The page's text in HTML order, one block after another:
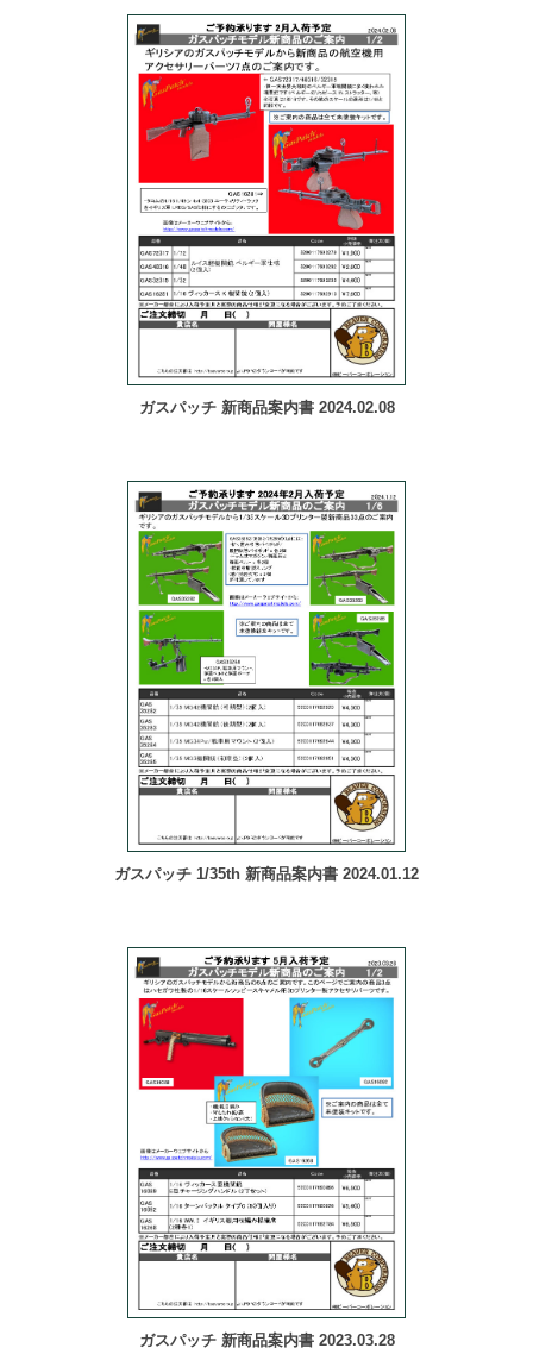
ガスパッチ 新商品案内書 2024.02.08
ガスパッチ 1/35th 新商品案内書 2024.01.12
ガスパッチ 新商品案内書 2023.03.28